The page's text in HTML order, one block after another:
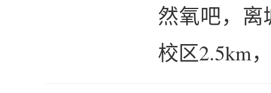
然氧吧，离
校区2.5km